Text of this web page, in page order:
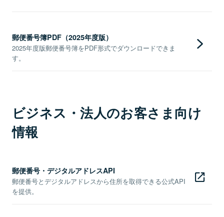
郵便番号簿PDF（2025年度版）
2025年度版郵便番号簿をPDF形式でダウンロードできま
す。
ビジネス・法人のお客さま向け
情報
郵便番号・デジタルアドレスAPI
郵便番号とデジタルアドレスから住所を取得できる公式API
を提供。